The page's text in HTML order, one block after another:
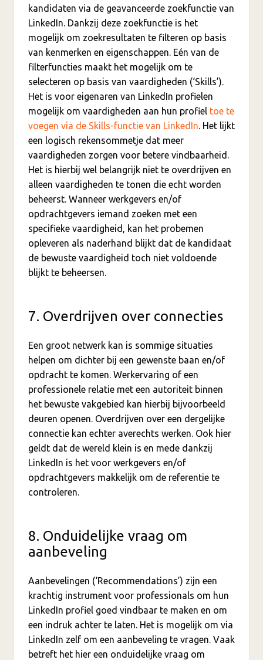
kandidaten via de geavanceerde zoekfunctie van
LinkedIn. Dankzij deze zoekfunctie is het
mogelijk om zoekresultaten te filteren op basis
van kenmerken en eigenschappen. Eén van de
filterfuncties maakt het mogelijk om te
selecteren op basis van vaardigheden (‘Skills’).
Het is voor eigenaren van LinkedIn profielen
mogelijk om vaardigheden aan hun profiel toe te
voegen via de Skills-functie van LinkedIn. Het lijkt
een logisch rekensommetje dat meer
vaardigheden zorgen voor betere vindbaarheid.
Het is hierbij wel belangrijk niet te overdrijven en
alleen vaardigheden te tonen die echt worden
beheerst. Wanneer werkgevers en/of
opdrachtgevers iemand zoeken met een
specifieke vaardigheid, kan het probemen
opleveren als naderhand blijkt dat de kandidaat
de bewuste vaardigheid toch niet voldoende
blijkt te beheersen.
7. Overdrijven over connecties
Een groot netwerk kan is sommige situaties
helpen om dichter bij een gewenste baan en/of
opdracht te komen. Werkervaring of een
professionele relatie met een autoriteit binnen
het bewuste vakgebied kan hierbij bijvoorbeeld
deuren openen. Overdrijven over een dergelijke
connectie kan echter averechts werken. Ook hier
geldt dat de wereld klein is en mede dankzij
LinkedIn is het voor werkgevers en/of
opdrachtgevers makkelijk om de referentie te
controleren.
8. Onduidelijke vraag om
aanbeveling
Aanbevelingen (‘Recommendations’) zijn een
krachtig instrument voor professionals om hun
LinkedIn profiel goed vindbaar te maken en om
een indruk achter te laten. Het is mogelijk om via
LinkedIn zelf om een aanbeveling te vragen. Vaak
betreft het hier een onduidelijke vraag om